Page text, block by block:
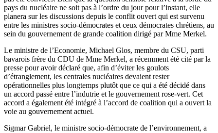
pays du nucléaire ne soit pas à l’ordre du jour pour l’instant, elle
planera sur les discussions depuis le conflit ouvert qui est survenu
entre les ministres socio-démocrates et ceux démocrates chrétiens, au
sein du gouvernement de grande coalition dirigé par Mme Merkel.
Le ministre de l’Economie, Michael Glos, membre du CSU, parti
bavarois frère du CDU de Mme Merkel, a récemment été cité par la
presse pour avoir déclaré que, afin d’éviter les goulots
d’étranglement, les centrales nucléaires devaient rester
opérationnelles plus longtemps plutôt que ce qui a été décidé dans
un accord passé entre l’indutrie et le gouvernement rose-vert. Cet
accord a également été intégré à l’accord de coalition qui a ouvert la
voie au gouvernement actuel.
Sigmar Gabriel, le ministre socio-démocrate de l’environnement, a